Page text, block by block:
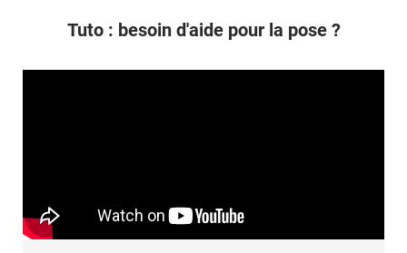
Tuto : besoin d'aide pour la pose ?